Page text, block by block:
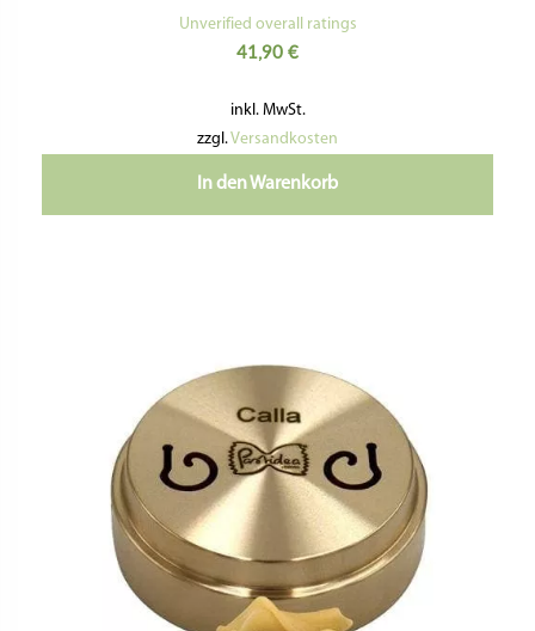
mit
von 5
Unverified overall ratings
41,90 €
inkl. MwSt.
zzgl.Versandkosten
In den Warenkorb